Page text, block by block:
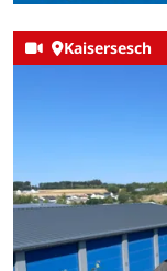
Kaisersesch